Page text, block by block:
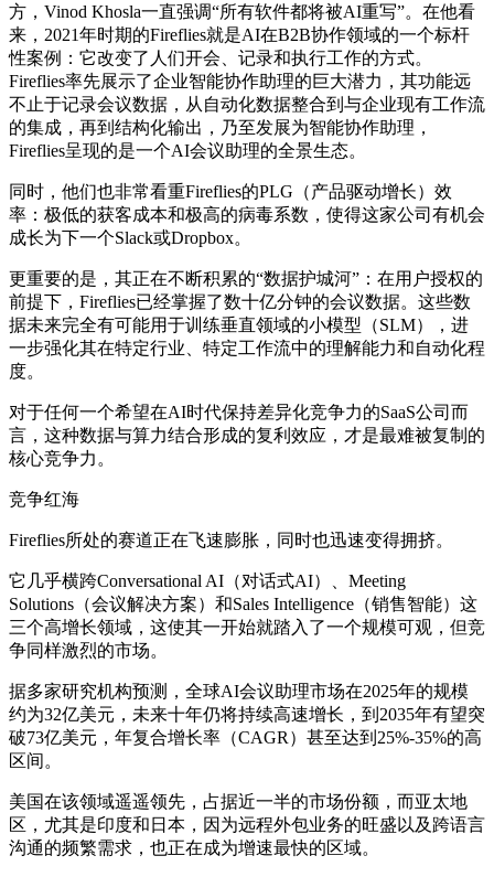
方，Vinod Khosla一直强调“所有软件都将被AI重写”。在他看
来，2021年时期的Fireflies就是AI在B2B协作领域的一个标杆
性案例：它改变了人们开会、记录和执行工作的方式。
Fireflies率先展示了企业智能协作助理的巨大潜力，其功能远
不止于记录会议数据，从自动化数据整合到与企业现有工作流
的集成，再到结构化输出，乃至发展为智能协作助理，
Fireflies呈现的是一个AI会议助理的全景生态。
同时，他们也非常看重Fireflies的PLG（产品驱动增长）效
率：极低的获客成本和极高的病毒系数，使得这家公司有机会
成长为下一个Slack或Dropbox。
更重要的是，其正在不断积累的“数据护城河”：在用户授权的
前提下，Fireflies已经掌握了数十亿分钟的会议数据。这些数
据未来完全有可能用于训练垂直领域的小模型（SLM），进
一步强化其在特定行业、特定工作流中的理解能力和自动化程
度。
对于任何一个希望在AI时代保持差异化竞争力的SaaS公司而
言，这种数据与算力结合形成的复利效应，才是最难被复制的
核心竞争力。
竞争红海
Fireflies所处的赛道正在飞速膨胀，同时也迅速变得拥挤。
它几乎横跨Conversational AI（对话式AI）、Meeting
Solutions（会议解决方案）和Sales Intelligence（销售智能）这
三个高增长领域，这使其一开始就踏入了一个规模可观，但竞
争同样激烈的市场。
据多家研究机构预测，全球AI会议助理市场在2025年的规模
约为32亿美元，未来十年仍将持续高速增长，到2035年有望突
破73亿美元，年复合增长率（CAGR）甚至达到25%-35%的高
区间。
美国在该领域遥遥领先，占据近一半的市场份额，而亚太地
区，尤其是印度和日本，因为远程外包业务的旺盛以及跨语言
沟通的频繁需求，也正在成为增速最快的区域。